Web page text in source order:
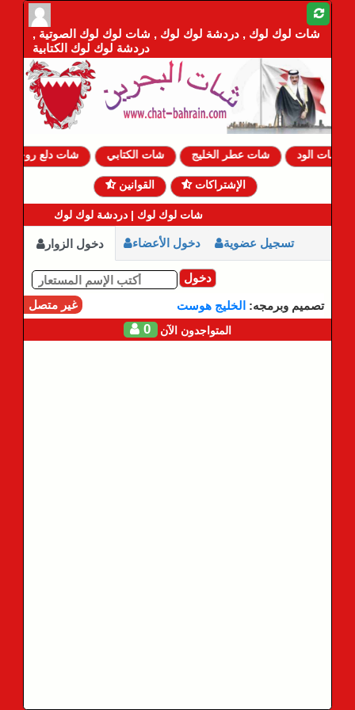
شات لوك لوك , دردشة لوك لوك , شات لوك لوك الصوتية ,
دردشة لوك لوك الكتابية
شات دلع روحي شات الكتابي شات عطر الخليج شات الود
القوانين الإشتراكات
شات لوك لوك | دردشة لوك لوك
دخول الزوار دخول الأعضاء تسجيل عضوية
دخول
غير متصل
تصميم وبرمجه: الخليج هوست
0 المتواجدون الآن